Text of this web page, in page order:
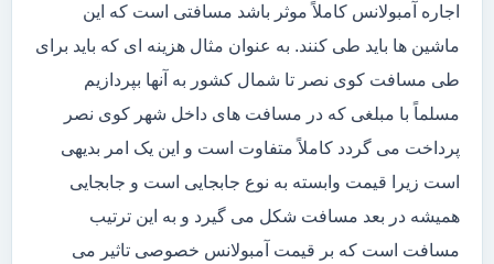
اجاره آمبولانس کاملاً موثر باشد مسافتی است که این
ماشین ها باید طی کنند. به عنوان مثال هزینه ای که باید برای
طی مسافت کوی نصر تا شمال کشور به آنها بپردازیم
مسلماً با مبلغی که در مسافت های داخل شهر کوی نصر
پرداخت می گردد کاملاً متفاوت است و این یک امر بدیهی
است زیرا قیمت وابسته به نوع جابجایی است و جابجایی
همیشه در بعد مسافت شکل می گیرد و به این ترتیب
مسافت است که بر قیمت آمبولانس خصوصی تاثیر می